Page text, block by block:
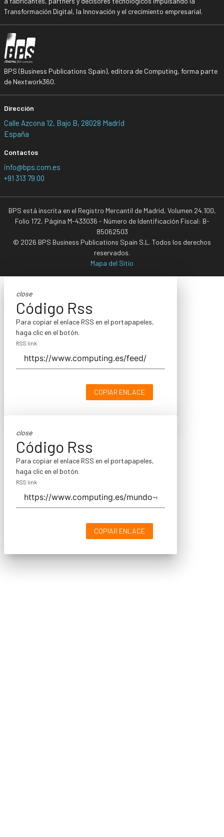
Transformación Digital, la Innovación y el crecimiento empresarial.
BPS (Business Publications Spain), editora de Computing, forma parte
de Nextwork360.
Dirección
Calle Azcona 12, Bajo B, 28028 Madrid
España
Contactos
info@bps.com.es
+91 313 79 00
BPS está inscrita en el Registro Mercantil de Madrid, Volumen 24.100,
Folio 172, Página M-433036 - Número de Identificación Fiscal: B-
85062503
© 2026 BPS Business Publications Spain S.L. Todos los derechos
reservados.
Mapa del Sitio
close
Código Rss
Para copiar el enlace RSS en el portapapeles,
haga clic en el botón.
RSS link
COPIAR ENLACE
close
Código Rss
Para copiar el enlace RSS en el portapapeles,
haga clic en el botón.
RSS link
COPIAR ENLACE